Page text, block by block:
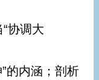
协调大
的内涵；剖析